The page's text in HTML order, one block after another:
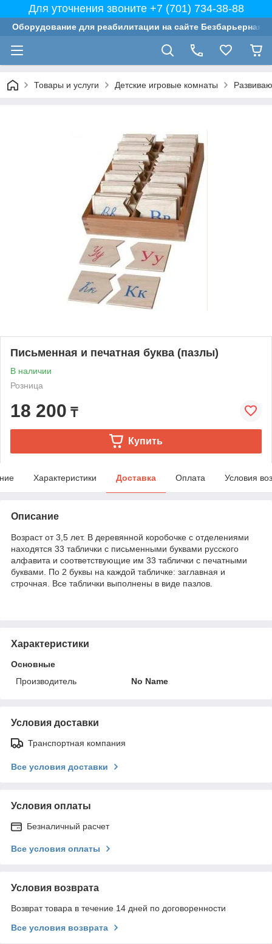
Для уточнения звоните +7 (701) 734-38-88
Оборудование для реабилитации на сайте Безбарьерная
Товары и услуги Детские игровые комнаты
Письменная и печатная буква (пазлы)
В наличии
Розница
18 200 ₸
Купить
Характеристики Доставка Оплата Условия
Описание
Возраст от 3,5 лет. В деревянной коробочке с отделениями
находятся 33 таблички с письменными буквами русского
алфавита и соответствующие им 33 таблички с печатными
буквами. По 2 буквы на каждой табличке: заглавная и
строчная. Все таблички выполнены в виде пазлов.
Характеристики
Основные
Производитель
No Name
Условия доставки
Транспортная компания
Все условия доставки
Условия оплаты
Безналичный расчет
Все условия оплаты
Условия возврата
Возврат товара в течение 14 дней по договоренности
Все условия возврата